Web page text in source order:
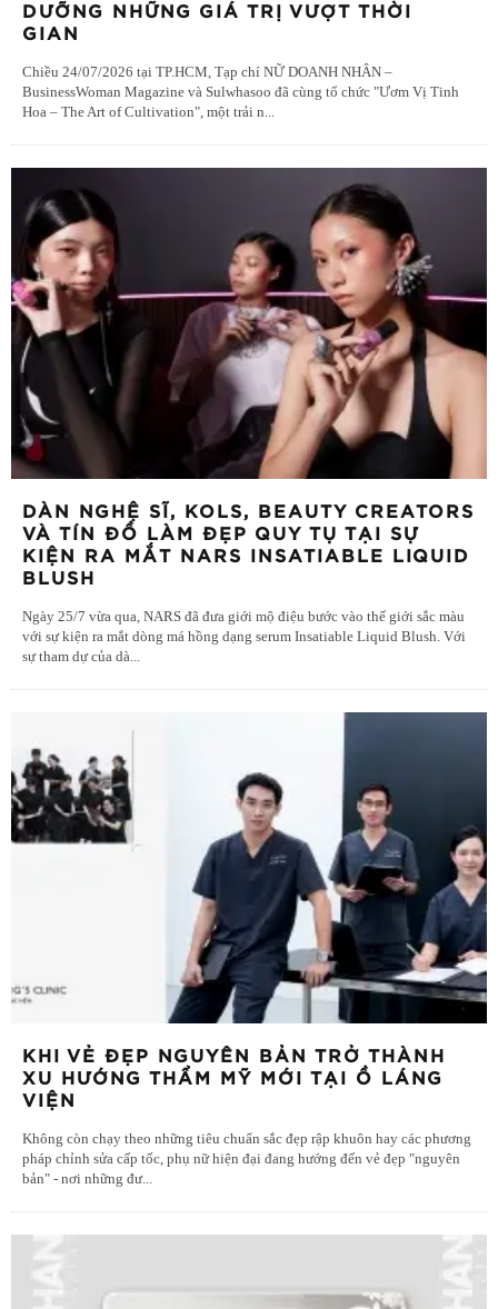
DƯỠNG NHỮNG GIÁ TRỊ VƯỢT THỜI
GIAN
Chiều 24/07/2026 tại TP.HCM, Tạp chí NỮ DOANH NHÂN –
BusinessWoman Magazine và Sulwhasoo đã cùng tổ chức "Ươm Vị Tinh
Hoa – The Art of Cultivation", một trải n...
DÀN NGHỆ SĨ, KOLS, BEAUTY CREATORS
VÀ TÍN ĐỒ LÀM ĐẸP QUY TỤ TẠI SỰ
KIỆN RA MẮT NARS INSATIABLE LIQUID
BLUSH
Ngày 25/7 vừa qua, NARS đã đưa giới mộ điệu bước vào thế giới sắc màu
với sự kiện ra mắt dòng má hồng dạng serum Insatiable Liquid Blush. Với
sự tham dự của dà
KHI VẺ ĐẸP NGUYÊN BẢN TRỞ THÀNH
XU HƯỚNG THẨM MỸ MỚI TẠI Ồ LÁNG
VIỆN
Không còn chạy theo những tiêu chuẩn sắc đẹp rập khuôn hay các phương
pháp chỉnh sửa cấp tốc, phụ nữ hiện đại đang hướng đến vẻ đẹp "nguyên
bản" - nơi những đư...